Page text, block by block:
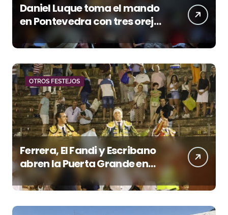
Daniel Luque toma el mando
en Pontevedra con tres orejas
y una Puerta Grande de peso
OTROS FESTEJOS
Ferrera, El Fandi y Escribano
abren la Puerta Grande en
una tarde triunfal en Azuaga